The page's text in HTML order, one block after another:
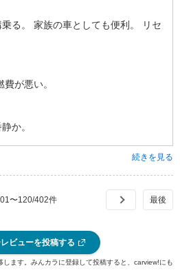
る。 家族の車としても便利。 リセ
が悪い。
か。
続きを見る
〜120/402件
ビューを投稿する
ます。みんカラに登録して投稿すると、carview!にも